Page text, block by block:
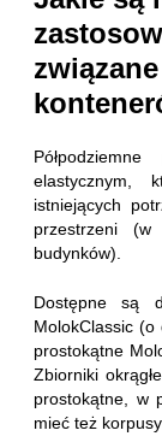
elastycznym,
istniejących
przestrzeni (w
budynków).
Dostępne są
MolokClassic
prostokątne
Zbiorniki
prostokątne, w
mieć też